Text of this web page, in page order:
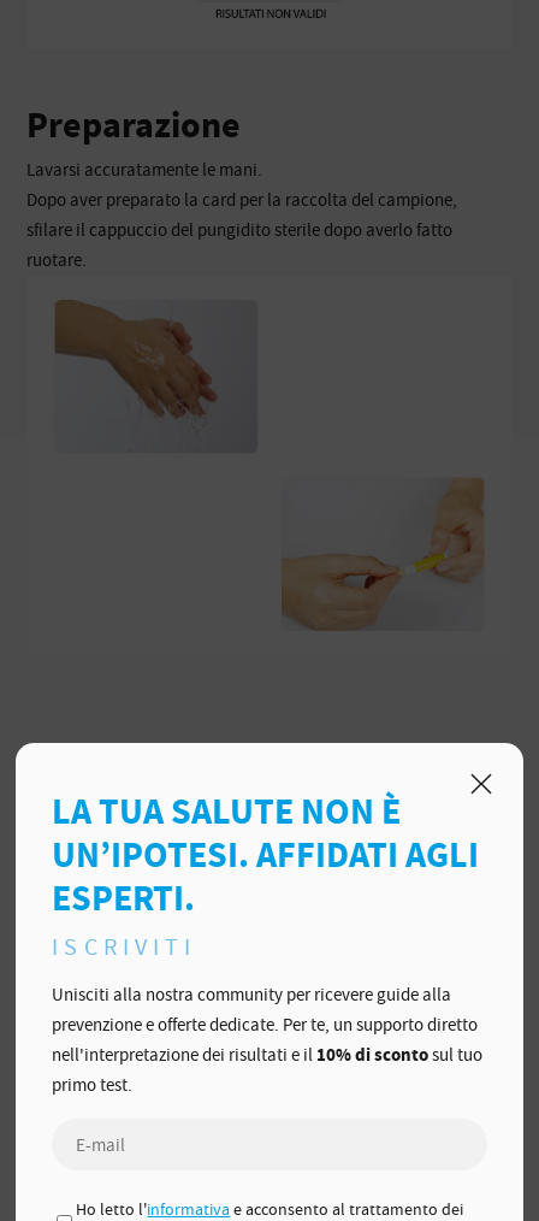
Preparazione
Lavarsi accuratamente le mani.
Dopo aver preparato la card per la raccolta del campione,
sfilare il cappuccio del pungidito sterile dopo averlo fatto
ruotare.
Raccolta campione
LA TUA SALUTE NON È
UN’IPOTESI. AFFIDATI AGLI
ESPERTI.
ISCRIVITI
Unisciti alla nostra community per ricevere guide alla
prevenzione e offerte dedicate. Per te, un supporto diretto
nell'interpretazione dei risultati e il 10% di scontosul tuo
primo test.
Ho letto l'informativa e acconsento al trattamento dei